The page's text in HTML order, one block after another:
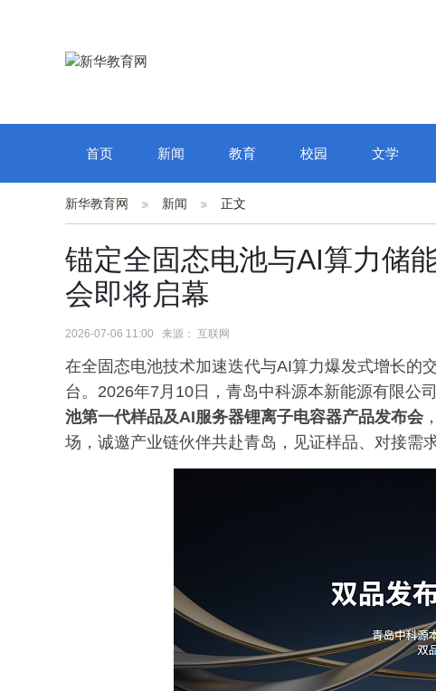
首页 新闻 教育 校园 文学
新华教育网 新闻 正文
锚定全固态电池与AI算力储
会即将启幕
2026-07-06 11:00 来源： 互联网
在全固态电池技术加速迭代与AI算力爆发式增长的
台。2026年7月10日，青岛中科源本新能源有限公
池第一代样品及AI服务器锂离子电容器产品发布会
场，诚邀产业链伙伴共赴青岛，见证样品、对接需